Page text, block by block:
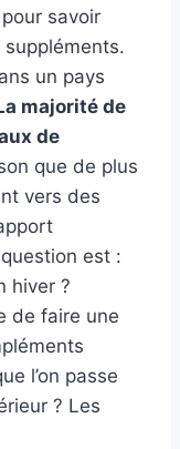
savoir
un pays
majorité de
de
que de plus
vers des
est :
hiver ?
de faire une
l’on passe
? Les